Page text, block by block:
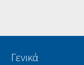
Γενικά